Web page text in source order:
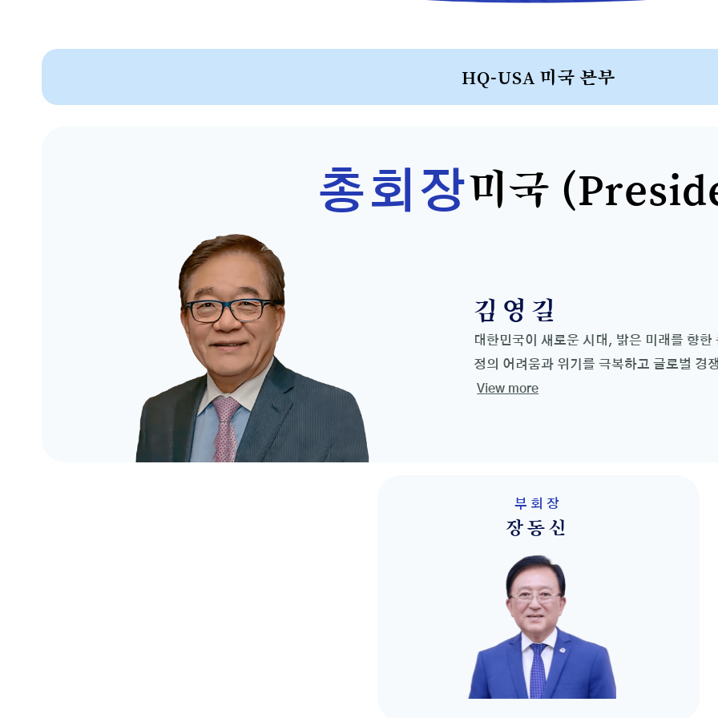
HQ-USA 미국 본부
총회장미국
김영길
대한민국이 새로운 시대, 밝은 미래를 향
정의 어려움과 위기를 극복하고 글로벌 경
View more
부회장
장동신